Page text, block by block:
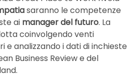
saranno le competenze
ai manager del futuro. La
coinvolgendo venti
e analizzando i dati di inchieste
Business Review e del